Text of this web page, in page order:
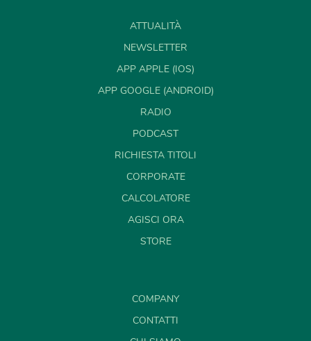
ATTUALITÀ
NEWSLETTER
APP APPLE (IOS)
APP GOOGLE (ANDROID)
RADIO
PODCAST
RICHIESTA TITOLI
CORPORATE
CALCOLATORE
AGISCI ORA
STORE
COMPANY
CONTATTI